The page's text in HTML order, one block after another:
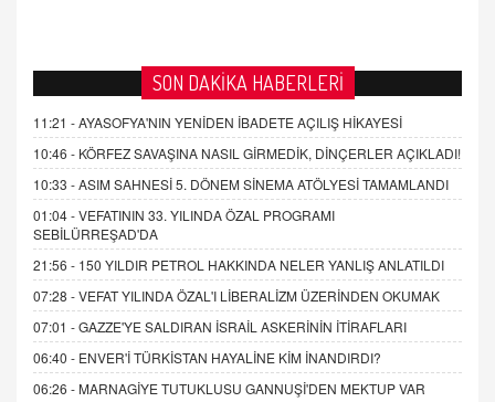
SON DAKİKA HABERLERİ
11:21 -AYASOFYA'NIN YENİDEN İBADETE AÇILIŞ HİKAYESİ
10:46 - KÖRFEZ SAVAŞINA NASIL GİRMEDİK, DİNÇERLER AÇIKLADI!
10:33 -ASIM SAHNESİ 5. DÖNEM SİNEMA ATÖLYESİ TAMAMLANDI
01:04 -VEFATININ 33. YILINDA ÖZAL PROGRAMI
SEBİLÜRREŞAD'DA
21:56 - 150 YILDIR PETROL HAKKINDA NELER YANLIŞ ANLATILDI
07:28 -VEFAT YILINDA ÖZAL'I LİBERALİZM ÜZERİNDEN OKUMAK
07:01 -GAZZE'YE SALDIRAN İSRAİL ASKERİNİN İTİRAFLARI
06:40 - ENVER'İ TÜRKİSTAN HAYALİNE KİM İNANDIRDI?
06:26 - MARNAGİYE TUTUKLUSU GANNUŞİ'DEN MEKTUP VAR